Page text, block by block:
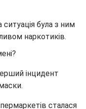
була з ним
наркотиків.
інцидент
сталася